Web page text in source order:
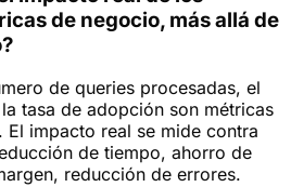
de negocio, más allá de
de queries procesadas, el
tasa de adopción son métricas
impacto real se mide contra
de tiempo, ahorro de
reducción de errores.